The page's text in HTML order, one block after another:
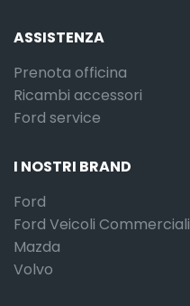
ASSISTENZA
Prenota officina
Ricambi accessori
Ford service
I NOSTRI BRAND
Ford
Ford Veicoli Commerciali
Mazda
Volvo